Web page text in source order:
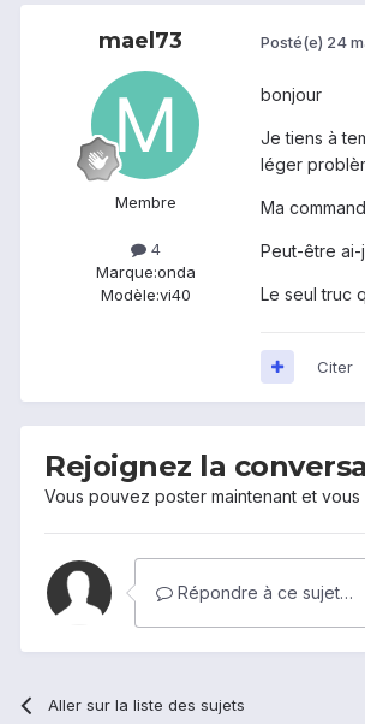
mael73
Membre
4
Marque:onda
Modèle:vi40
Posté(e) 24
bonjour
Je tiens à
léger
Ma
Peut-être
Le seul truc
Citer
Rejoignez la
Vous pouvez poster maintenant et
Répondre à ce sujet…
Aller sur la liste des sujets